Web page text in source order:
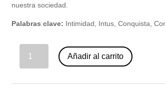
nuestra sociedad.
Palabras clave: Intimidad, Intus, Conquista,
Añadir al carrito